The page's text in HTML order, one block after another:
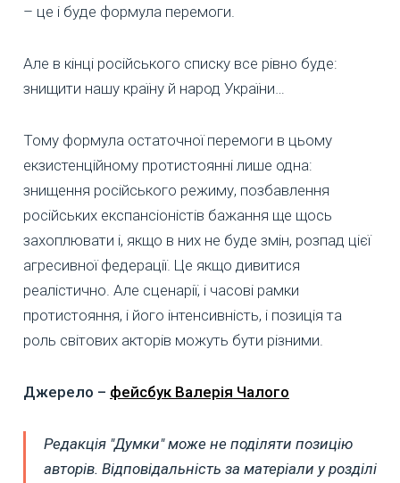
– це і буде формула перемоги.
Але в кінці російського списку все рівно буде:
знищити нашу країну й народ України…
Тому формула остаточної перемоги в цьому
екзистенційному протистоянні лише одна:
знищення російського режиму, позбавлення
російських експансіоністів бажання ще щось
захоплювати і, якщо в них не буде змін, розпад цієї
агресивної федерації. Це якщо дивитися
реалістично. Але сценарії, і часові рамки
протистояння, і його інтенсивність, і позиція та
роль світових акторів можуть бути різними.
Джерело – фейсбук Валерія Чалого
Редакція "Думки" може не поділяти позицію
авторів. Відповідальність за матеріали у розділі